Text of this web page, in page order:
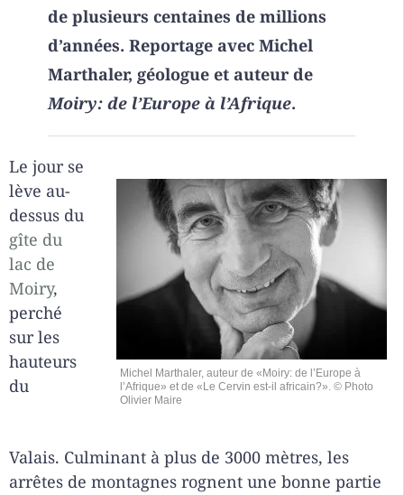
de plusieurs centaines de millions
d’années. Reportage avec Michel
Marthaler, géologue et auteur de
Moiry: de l’Europe à l’Afrique.
Michel Marthaler, auteur de «Moiry: de l’Europe à
l’Afrique» et de «Le Cervin est-il africain?». © Photo
Olivier Maire
Le jour se
lève au-
dessus du
gîte du
lac de
Moiry,
perché
sur les
hauteurs
du
Valais. Culminant à plus de 3000 mètres, les
arrêtes de montagnes rognent une bonne partie